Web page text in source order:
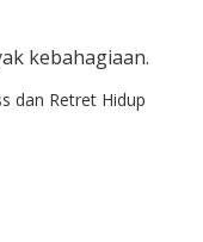
kebahagiaan.
dan Retret Hidup